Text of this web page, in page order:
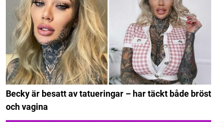
Becky är besatt av tatueringar – har täckt både bröst
och vagina